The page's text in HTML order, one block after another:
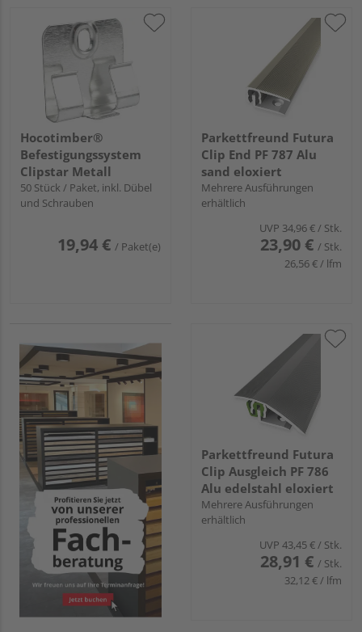
Hocotimber®
Befestigungssystem
Clipstar Metall
50 Stück / Paket, inkl. Dübel
und Schrauben
19,94 € / Paket(e)
Parkettfreund Futura
Clip End PF 787 Alu
sand eloxiert
Mehrere Ausführungen
erhältlich
UVP 34,96 €/ Stk.
23,90 € / Stk.
26,56 € / lfm
Parkettfreund Futura
Clip Ausgleich PF 786
Alu edelstahl eloxiert
Mehrere Ausführungen
erhältlich
UVP 43,45 €/ Stk.
28,91 € / Stk.
32,12 € / lfm